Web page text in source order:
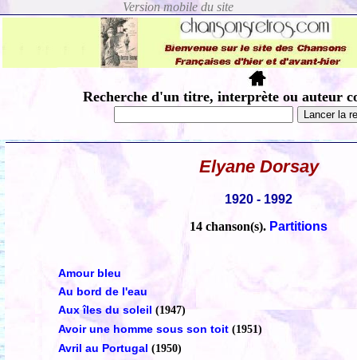
Recherche d'un titre, interprète ou auteur
Elyane Dorsay
1920 - 1992
14 chanson(s). Partitions
Amour bleu
Au bord de l'eau
Aux îles du soleil (1947)
Avoir une homme sous son toit (1951)
Avril au Portugal (1950)